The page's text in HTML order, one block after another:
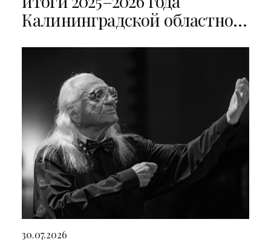
Калининградской областной
30.07.2026